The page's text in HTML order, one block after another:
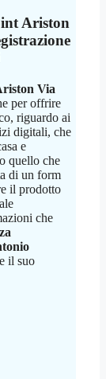
Ariston
Via
per offrire
riguardo ai
digitali, che
e
quello che
di un form
il prodotto
che
il suo